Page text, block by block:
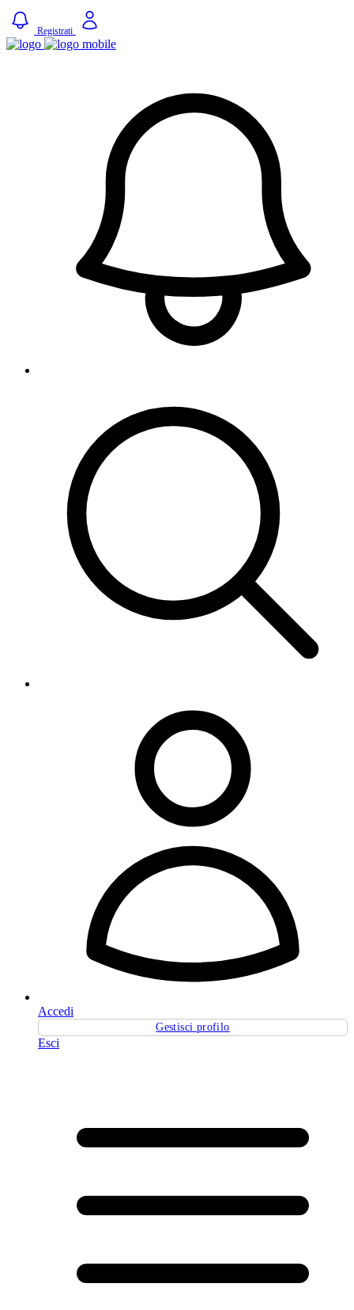
Registrati
Accedi
Gestisci profilo
Esci